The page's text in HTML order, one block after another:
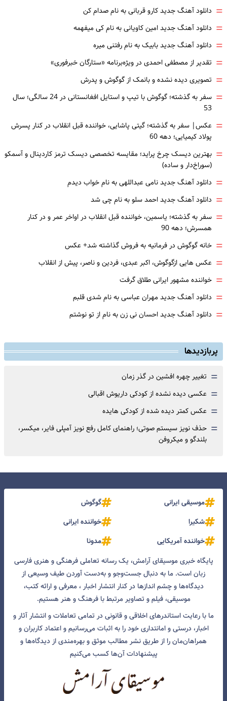
= دانلود آهنگ جدید کارو قربانی به نام صدام کن
= دانلود آهنگ جدید امین کاویانی به نام کی میفهمه
= دانلود آهنگ جدید بابیک به نام رفتنی میره
= تقدیر از مصطفی احمدی در ویژه‌برنامه «ستارگان خبرفوری»
= تصویری دیده نشده و بانمک از گوگوش و پدرش
=
سفر به گذشته؛ گوگوش با تیپ و استایل افغانستانی در 24 سالگی؛ سال
53
= عکس| سفر به گذشته؛ گیتی پاشایی، خواننده قبل انقلاب در کنار پسرش
پولاد کیمیایی؛ دهه 60
= بهترین دیسک چرخ پراید؛ مقایسه تخصصی دیسک ترمز کاردینال و آسمکو
(سوراخ‌دار و ساده)
= دانلود آهنگ جدید نامی عبداللهی به نام خواب دیدم
= دانلود آهنگ جدید احمد سلو به نام چی شد
= سفر به گذشته؛ یاسمین، خواننده قبل انقلاب در اواخر عمر و در کنار
همسرش؛ دهه 90
= خانه گوگوش در فرمانیه به فروش گذاشته شد+ عکس
= عکس هایی ازگوگوش، اکبر عبدی، فردین و ناصر، پیش از انقلاب
= خواننده مشهور ایرانی طلاق گرفت
= دانلود آهنگ جدید مهران عباسی به نام شدی قلبم
= دانلود آهنگ جدید احسان نی زن به نام از تو نوشتم
پربازدیدها
= تغییر چهره افشین در گذر زمان
= عکسی دیده نشده از کودکی داریوش اقبالی
= عکس کمتر دیده شده از کودکی هایده
= حذف نویز سیستم صوتی؛ راهنمای کامل رفع نویز آمپلی فایر، میکسر،
بلندگو و میکروفن
موسیقی ایرانی
گوگوش
شکیرا
خواننده ایرانی
خواننده آمریکایی
مدونا
پایگاه خبری موسیقای آرامش، یک رسانه تعاملی فرهنگی و هنری فارسی
زبان است. ما به دنبال جست‌و‌جو و به‌دست آوردن طیف وسیعی از
دیدگاه‌ها و چشم انداز‌ها در کنار انتشار اخبار ، معرفی و ارائه کتب،
موسیقی، فیلم و تصاویر مرتبط با فرهنگ و هنر هستیم.
ما با رعایت استاندرهای اخلاقی و قانونی در تمامی تعاملات و انتشار آثار و
اخبار، درستی و امانتداری خود را به اثبات می‌رسانیم و اعتماد کاربران و
همراهان‌مان را از طریق نشر مطالب موثق و بهره‌مندی از دیدگاه‌ها و
پیشنهادات آن‌ها کسب می‌کنیم